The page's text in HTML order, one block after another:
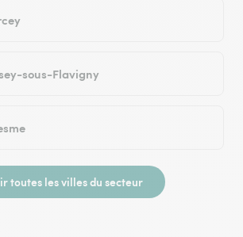
sous-Flavigny
toutes les villes du secteur